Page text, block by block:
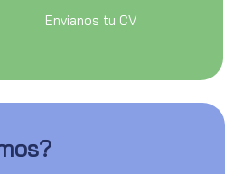
Envianos tu CV